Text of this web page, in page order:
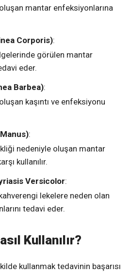
mantar enfeksiyonlarına
Corporis):
görülen mantar
eder.
Barbea):
kaşıntı ve enfeksiyonu
:
nedeniyle oluşan mantar
kullanılır.
Versicolor:
lekelere neden olan
tedavi eder.
Kullanılır?
kullanmak tedavinin başarısı